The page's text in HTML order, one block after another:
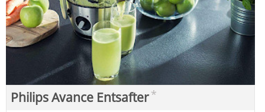
Philips Avance Entsafter*